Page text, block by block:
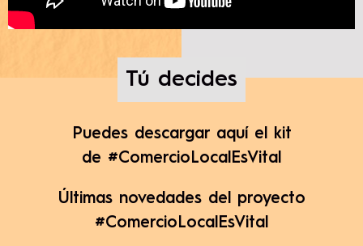
Tú decides
Puedes descargar aquí el kit
de #ComercioLocalEsVital
Últimas novedades del proyecto
#ComercioLocalEsVital